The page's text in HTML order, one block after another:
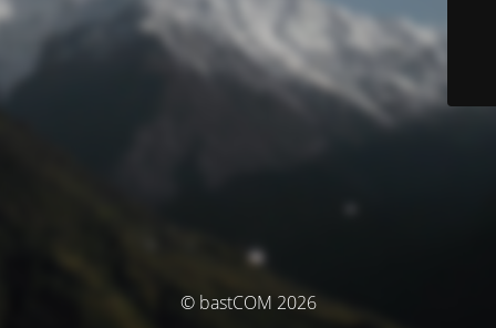
© bastCOM 2026